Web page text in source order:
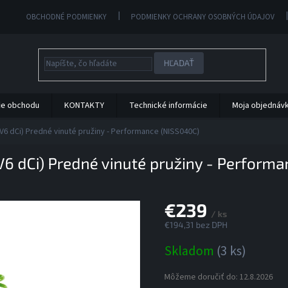
OBCHODNÉ PODMIENKY PODMIENKY OCHRANY OSOBNÝCH ÚDAJOV
HĽADAŤ
obchodu KONTAKTY Technické informácie Moja
dCi) Predné vinuté pružiny - Performance (NISS040C)
dCi) Predné vinuté pružiny -
€239 / ks
€194,31 bez DPH
cena:
Skladom (3 ks)
Môžeme doručiť do: 12.8.2026